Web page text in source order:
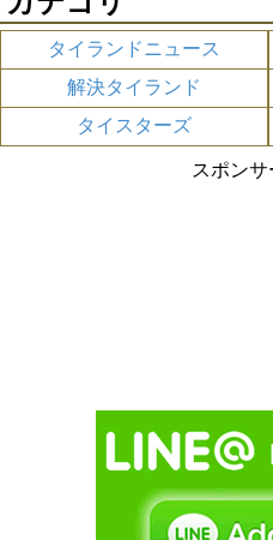
タイランドニュース
解決タイランド
タイスターズ
スポンサ